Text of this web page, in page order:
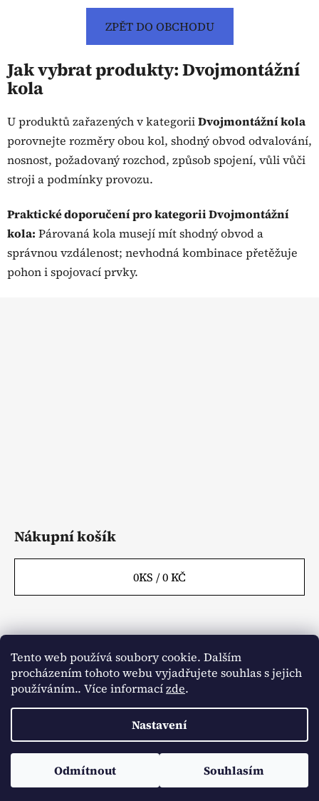
Tento web používá soubory cookie. Dalším
procházením tohoto webu vyjadřujete souhlas s jejich
používáním.. Více informacízde.
Nastavení
Odmítnout Souhlasím
ZPĚT DO OBCHODU
Jak vybrat produkty: Dvojmontážní
kola
U produktů zařazených v kategoriiDvojmontážní kola
porovnejte rozměry obou kol, shodný obvod odvalování,
nosnost, požadovaný rozchod, způsob spojení, vůli vůči
stroji a podmínky provozu.
Praktické doporučení pro kategorii Dvojmontážní
kola: Párovaná kola musejí mít shodný obvod a
správnou vzdálenost; nevhodná kombinace přetěžuje
pohon i spojovací prvky.
Nákupní košík
0KS /0 KČ
Webové stránky
Kontakty
Obchodní podmínky
Napište nám
Aktuality
Vytvořil Shoptet
Copyright 2026
. Všechna práva
vyhrazena.